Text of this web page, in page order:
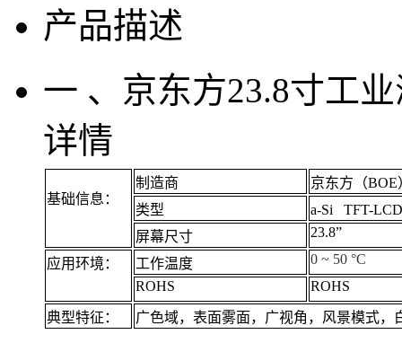
产品描述
一 、京东方23.8寸工
详情
基础信息：
制造商
京东方（BOE
类型
a-Si TFT-
屏幕尺寸
23.8”
应用环境： 工作温度
0 ~ 50 °C
ROHS
ROHS
典型特征： 广色域，表面雾面，广视角，风景模式